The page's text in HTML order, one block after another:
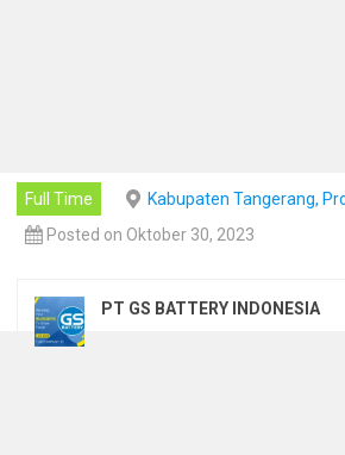
Full Time
Kabupaten Tangerang,
Posted on Oktober 30, 2023
PT GS BATTERY INDONESIA